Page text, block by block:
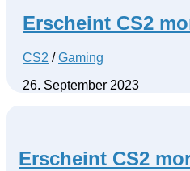
Erscheint CS2
CS2 /Gaming
26. September 2023
Erscheint CS2